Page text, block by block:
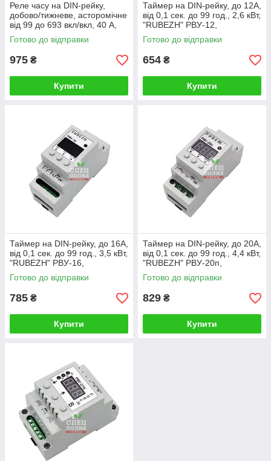
Реле часу на DIN-рейку,
добово/тижневе, асторомічне
від 99 до 693 вкл/вкл, 40 А,
8,8 кВт, "RUBEZH"
ТМ-40АС700, таймер
Готово до відправки
975 ₴
Купити
Таймер на DIN-рейку, до 12А,
від 0,1 сек. до 99 год., 2,6 кВт,
"RUBEZH" РВУ-12,
електронний інтервальний
таймер
Готово до відправки
654 ₴
Купити
Таймер на DIN-рейку, до 16А,
від 0,1 сек. до 99 год., 3,5 кВт,
"RUBEZH" РВУ-16,
електронний інтервальний
таймер
Готово до відправки
785 ₴
Купити
Таймер на DIN-рейку, до 20А,
від 0,1 сек. до 99 год., 4,4 кВт,
"RUBEZH" РВУ-20п,
електронний інтервальний
таймер
Готово до відправки
829 ₴
Купити